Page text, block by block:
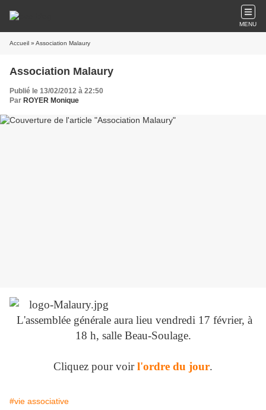
MENU
Accueil » Association Malaury
Association Malaury
Publié le 13/02/2012 à 22:50
Par ROYER Monique
L'assemblée générale aura lieu vendredi 17 février, à
18 h, salle Beau-Soulage.
Cliquez pour voirl'ordre du jour.
#vie associative